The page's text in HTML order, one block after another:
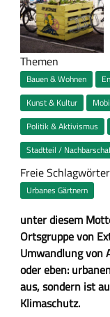
Themen
Bauen & Wohnen
Kunst & Kultur
Politik & Aktivismus
Stadtteil /
Freie Schlagwörter
Urbanes Gärtnern
Z
u
s
a
m
m
unter diesem
Ortsgruppe von
Umwandlung von
oder eben:
aus, sondern ist
Klimaschutz.